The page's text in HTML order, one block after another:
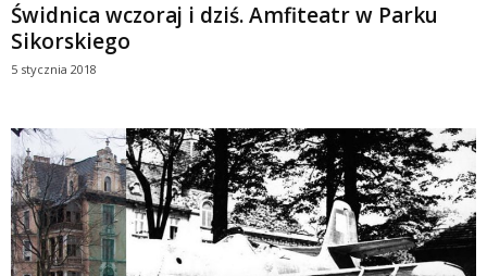
Świdnica wczoraj i dziś. Amfiteatr w Parku
Sikorskiego
5 stycznia 2018